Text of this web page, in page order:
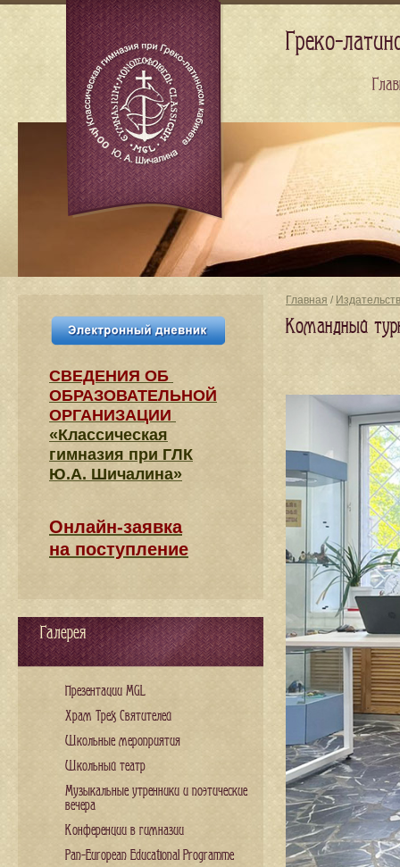
Главная /
Командный
СВЕДЕНИЯ​ ОБ
ОБРАЗОВАТЕЛЬНОЙ
ОРГАНИЗАЦИИ
«Классическая
гимназия при ГЛК
Ю.А. Шичалина»
Онлайн-заявка
на поступление
Галерея
Презентации MGL
Храм Трех Святителей
Школьные мероприятия
Школьный театр
Музыкальные утренники и поэтические
вечера
Конференции в гимназии
Pan-European Educational Programme
Греко-